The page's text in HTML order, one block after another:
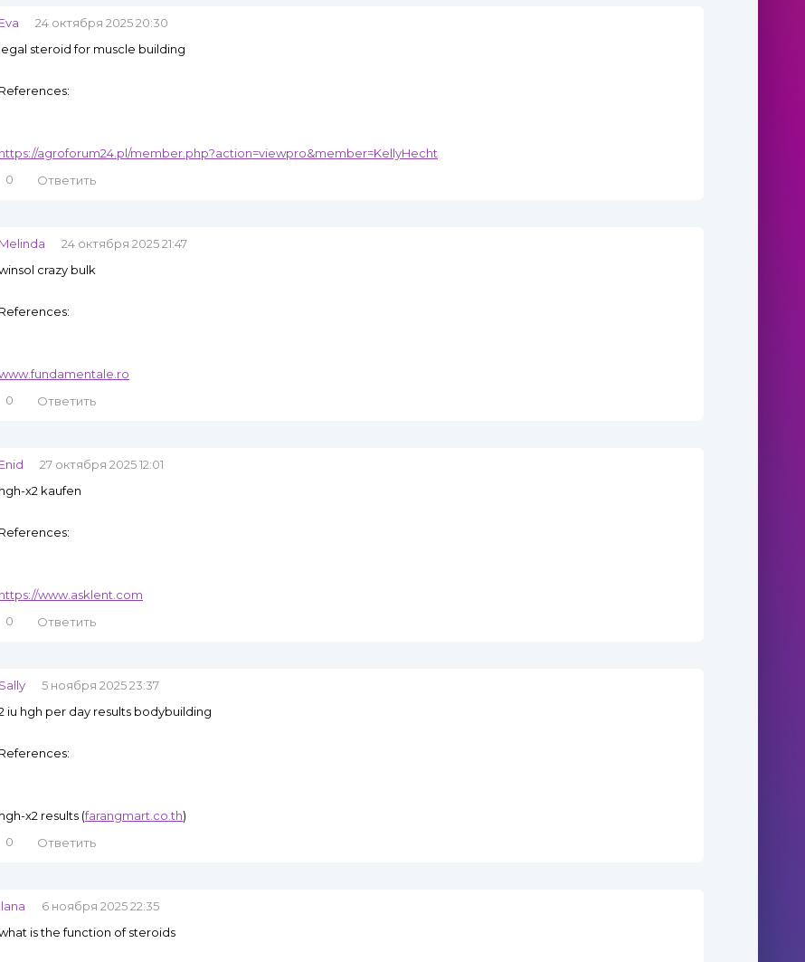
Eva
24 октября 2025 20:30
legal steroid for muscle building
References:
https://agroforum24.pl/member.php?action=viewpro&member=KellyHecht
0
Ответить
Melinda
24 октября 2025 21:47
crazy bulk
References:
0
Ответить
Enid
27 октября 2025 12:01
hgh-x2 kaufen
References:
https://www.asklent.com
0
Ответить
Sally
5 ноября 2025 23:37
iu hgh per day results bodybuilding
References:
hgh-x2 results (farangmart.co.th)
0
Ответить
Ilana
6 ноября 2025 22:35
is the function of steroids